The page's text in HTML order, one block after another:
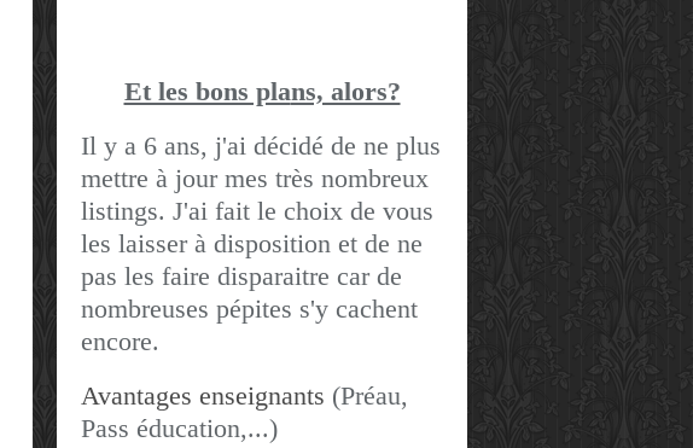
Et les bons plans, alors?
Il y a 6 ans, j'ai décidé de ne plus
mettre à jour mes très nombreux
listings. J'ai fait le choix de vous
les laisser à disposition et de ne
pas les faire disparaitre car de
nombreuses pépites s'y cachent
encore.
Avantages enseignants (Préau,
Pass éducation,...)